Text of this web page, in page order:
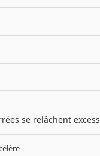
se relâchent